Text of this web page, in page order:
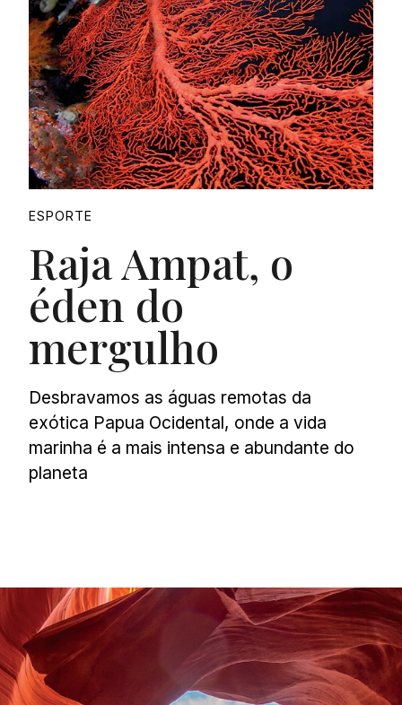
ESPORTE
Raja Ampat, o
éden do
mergulho
Desbravamos as águas remotas da
exótica Papua Ocidental, onde a vida
marinha é a mais intensa e abundante do
planeta